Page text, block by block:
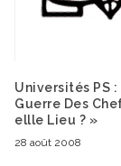
Universités PS :
Guerre Des
ellle Lieu ? »
28 août 2008